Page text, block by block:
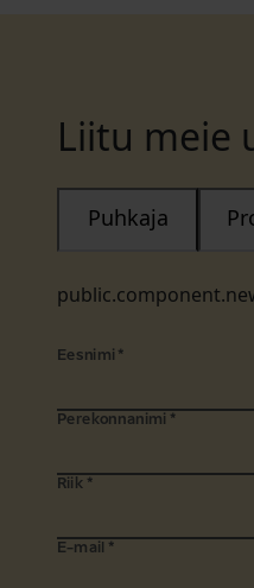
Liitu meie
Puhkaja
Eesnimi *
Perekonnanimi *
Riik *
E-mail *